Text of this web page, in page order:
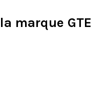
marque GTE